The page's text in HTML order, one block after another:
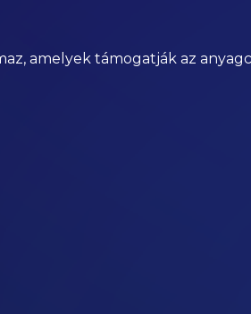
amelyek támogatják az